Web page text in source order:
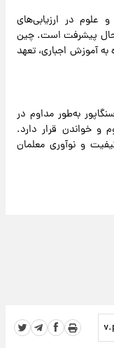
علوم در ارزیابی‌های
حال پیشرفت است. چین
گسترده به آموزش اجباری، تعهد
به‌طور مداوم در
و خواندن قرار دارد.
و نوآوری معلمان